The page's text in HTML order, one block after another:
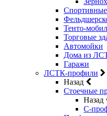
Спортивные
Тенто-
Торговые
Автомойки
Дома из
Гаражи
ЛСТК-профили
Назад
Стоечные
Назад
C-